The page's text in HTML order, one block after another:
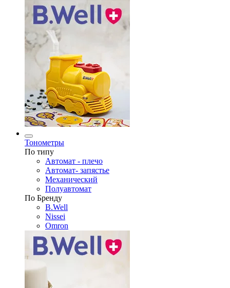
Тонометры
По типу
Автомат - плечо
Автомат- запястье
Механический
Полуавтомат
По Бренду
B.Well
Nissei
Omron